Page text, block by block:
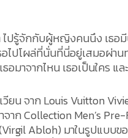
ไปรู้จักกับผู้หญิงคนนึง เธอ
อไปโผล่ที่นั่นที่นี่อยู่เสมอผ่า
ธอมาจากไหน เธอเป็นใคร
วียน จาก Louis Vuitton
าก Collection Men’s
Abloh) มาในรูปแบบ